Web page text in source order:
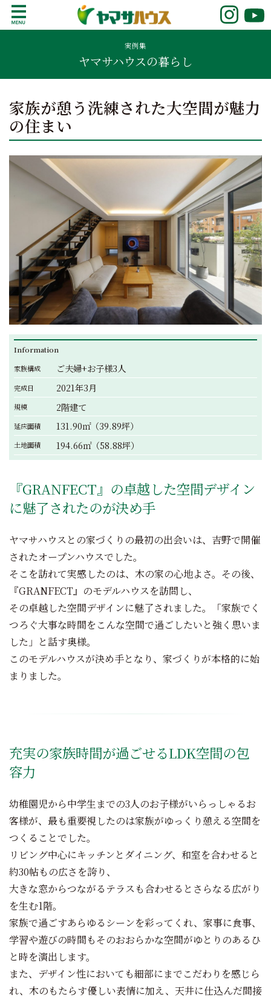
o
鹿児島で注文住宅ならヤマサハウス
新築の注文住宅や建売モデルハウスをお探し
の方はこちら。鹿児島県内で11年連続ナンバ
ーワンの実績を誇る、絆の家でおなじみの
ヤマサハウス。展示場情報や家づくりのこだ
実例集
ヤマサハウスの暮らし
家族が憩う洗練された大空間が魅力
の住まい
Information
家族構成
ご夫婦+お子様3人
完成日 2021年3月
規模 2階建て
延床面積 131.90㎡（39.89坪）
土地面積 194.66㎡（58.88坪）
『GRANFECT』の卓越した空間デザイン
に魅了されたのが決め手
ヤマサハウスとの家づくりの最初の出会いは、吉野で開催
されたオープンハウスでした。
そこを訪れて実感したのは、木の家の心地よさ。その後、
『GRANFECT』のモデルハウスを訪問し、
その卓越した空間デザインに魅了されました。「家族でく
つろぐ大事な時間をこんな空間で過ごしたいと強く思いま
した」と話す奥様。
このモデルハウスが決め手となり、家づくりが本格的に始
まりました。
充実の家族時間が過ごせるLDK空間の包
容力
幼稚園児から中学生までの3人のお子様がいらっしゃるお
客様が、最も重要視したのは家族がゆっくり憩える空間を
つくることでした。
リビング中心にキッチンとダイニング、和室を合わせると
約30帖もの広さを誇り、
大きな窓からつながるテラスも合わせるとさらなる広がり
を生む1階。
家族で過ごすあらゆるシーンを彩ってくれ、家事に食事、
学習や遊びの時間もそのおおらかな空間がゆとりのあるひ
と時を演出します。
また、デザイン性においても細部にまでこだわりを感じら
れ、木のもたらす優しい表情に加え、天井に仕込んだ間接